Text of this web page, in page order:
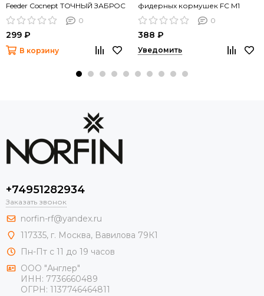
Feeder Cocnept ТОЧНЫЙ ЗАБРОС
60 80г 2шт.
0
299 ₽
В корзину
фидерных кормушек FC M1
БОЛЬШАЯ КОРМОЁМКОСТЬ
0
388 ₽
Уведомить
+74951282934
Заказать звонок
norfin-rf@yandex.ru
117335, г. Москва, Вавилова 79К1
Пн-Пт с 11 до 19 часов
ООО "Англер"
ИНН: 7736660489
ОГРН: 1137746464811